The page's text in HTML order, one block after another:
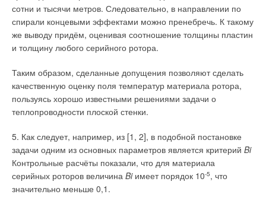
сотни и тысячи метров. Следовательно, в направлении по
спирали концевыми эффектами можно пренебречь. К такому
же выводу придём, оценивая соотношение толщины пластин
и толщину любого серийного ротора.
Таким образом, сделанные допущения позволяют сделать
качественную оценку поля температур материала ротора,
пользуясь хорошо известными решениями задачи о
теплопроводности плоской стенки.
5. Как следует, например, из [1, 2], в подобной постановке
задачи одним из основных параметров является критерий Bi
Контрольные расчёты показали, что для материала
серийных роторов величина Biимеет порядок 10-5, что
значительно меньше 0,1.
стараются применять аэродинамические схемы рабочего колеса с
высокими значениями КПД по статическим параметрам. С этой же
целью последнее время развивается направление производства
электроннокоммутируемых двигателей постоянного тока,
отличающихся высокими КПД и возможностью регулирования частоты
вращения рабочего колеса. В нашей стране такие приводы массово
пока не производятся. Надо отметить, что применение таких
применения, иначе можно не получить желаемой эффективности. Что
касается технологии, то всё не так страшно, как пишет автор.
Технология, в первую очередь влияет на стоимость продукции.
фактор технико-экономической достаточности выбранной технологии.
Нельзя становиться заложником технологии. Аэродинамика
дисбаланс рабочего колеса определяется качеством
балансировочного оборудования и обучением персонала. Никакой
сварочный автомат не позволит исключить динамическую
балансировку рабочего колеса, особенно это касается современной
тенденции повышать давление вентилятора за счет увеличения
частоты вращения рабочего колеса.
По десятому абзацу: В СССР, затем в России традиционно массово
производились радиальные вентиляторы со спиральным корпусом и